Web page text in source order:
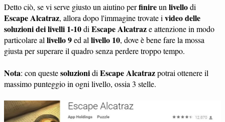
Detto ciò, se vi serve giusto un aiutino perfinireun livellodi
Escape Alcatraz, allora dopo l'immagine trovate i video delle
soluzioni dei livelli 1-10di Escape Alcatraze attenzione in modo
particolare al livello 9ed al livello 10, dove è bene fare la mossa
giusta per superare il quadro senza perdere troppo tempo.
Nota: con questesoluzionidi Escape Alcatrazpotrai ottenere il
massimo punteggio in ogni livello, ossia 3 stelle.